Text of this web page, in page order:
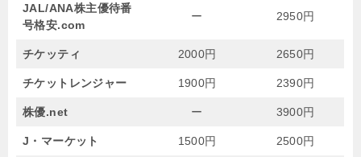
JAL/ANA株主優待番
号格安.com
ー 2950円
チケッティ 2000円 2650円
チケットレンジャー 1900円 2390円
株優.net ー 3900円
J・マーケット 1500円 2500円